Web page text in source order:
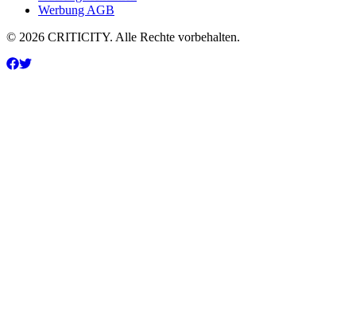
Werbung AGB
© 2026 CRITICITY. Alle Rechte vorbehalten.